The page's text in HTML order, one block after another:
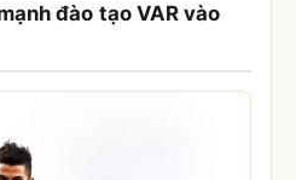
đào tạo VAR vào